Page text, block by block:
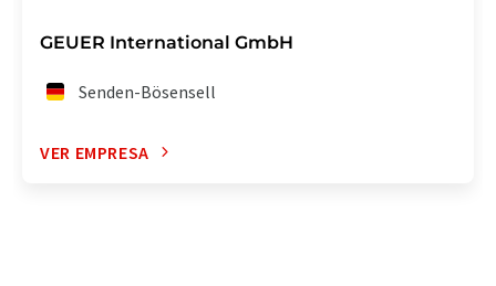
GEUER International GmbH
Senden-Bösensell
VER EMPRESA